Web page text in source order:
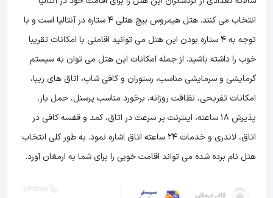
انتخاب می کنند. هتل هیمروس بیچ هتلی 4 ستاره در آنتالیا است و با
توجه به 4 ستاره بودن این هتل
می توانید اقامتی با امکانات تقریبا
خوب را داشته باشید. از جمله امکانات این هتل می توان به سیستم
گرمایشی و سرمایشی مناسب، رستوران و کافی شاپ، اتاق های زیبا،
امکانات تفریحی، نظافت روزانه، برخورد مناسب پرسنل، حمل بار،
پذیرش 18 ساعته، اینترنت پر سرعت در اتاق، کمد و قفسه کافی در
اتاق، لاندری و خدمات 24 ساعته اتاق اشاره نمود. به طور کلی انتخاب
هتل نام برده شده می تواند اقامت خوبی را برای شما به ارمغان آورد.